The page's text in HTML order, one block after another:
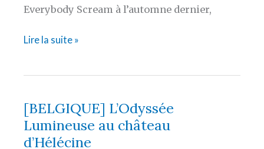
Everybody Scream à l’automne dernier,
[ANVERS]
Machine:
« Everybody
scream »
Lire la suite »
[BELGIQUE] L’Odyssée
Lumineuse au château
d’Hélécine